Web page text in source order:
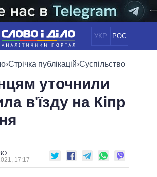
УКР РОС
НОВИНИ
ПОЛІТИКА
ЕКОНОМІКА
ОБIЦЯНКИ
ПОЛIТИКИ
І ОФІС
РАДА
ВІДЕО
›Стрічка публікацій›Суспільство
уточнили
в'їзду на Кіпр
17:17